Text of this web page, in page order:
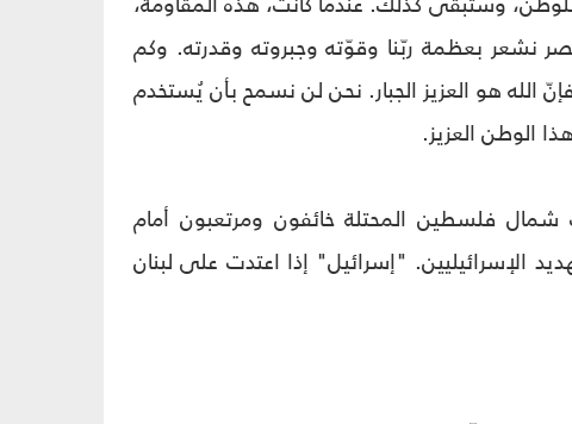
نشعر بعظمة ربّنا وقوّته وجبروته وقدرته. وكم
الله هو العزيز الجبار. نحن لن نسمح بأن يُستخدم
الوطن العزيز.
فلسطين المحتلة خائفون ومرتعبون أمام
الإسرائيليين. "إسرائيل" إذا اعتدت على لبنان